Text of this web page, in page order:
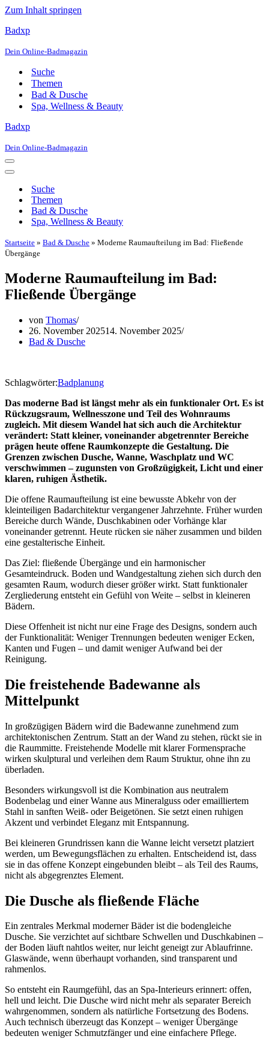
Zum Inhalt springen
Badxp
Dein Online-Badmagazin
Suche
Themen
Bad & Dusche
Spa, Wellness & Beauty
Badxp
Dein Online-Badmagazin
Navigationsmenü
Navigationsmenü
Suche
Themen
Bad & Dusche
Spa, Wellness & Beauty
Startseite » Bad & Dusche » Moderne Raumaufteilung im Bad: Fließende
Übergänge
Moderne Raumaufteilung im Bad:
Fließende Übergänge
von Thomas
26. November 202514. November 2025
Bad & Dusche
Schlagwörter:Badplanung
Das moderne Bad ist längst mehr als ein funktionaler Ort. Es ist
Rückzugsraum, Wellnesszone und Teil des Wohnraums
zugleich. Mit diesem Wandel hat sich auch die Architektur
verändert: Statt kleiner, voneinander abgetrennter Bereiche
prägen heute offene Raumkonzepte die Gestaltung. Die
Grenzen zwischen Dusche, Wanne, Waschplatz und WC
verschwimmen – zugunsten von Großzügigkeit, Licht und einer
klaren, ruhigen Ästhetik.
Die offene Raumaufteilung ist eine bewusste Abkehr von der
kleinteiligen Badarchitektur vergangener Jahrzehnte. Früher wurden
Bereiche durch Wände, Duschkabinen oder Vorhänge klar
voneinander getrennt. Heute rücken sie näher zusammen und bilden
eine gestalterische Einheit.
Das Ziel: fließende Übergänge und ein harmonischer
Gesamteindruck. Boden und Wandgestaltung ziehen sich durch den
gesamten Raum, wodurch dieser größer wirkt. Statt funktionaler
Zergliederung entsteht ein Gefühl von Weite – selbst in kleineren
Bädern.
Diese Offenheit ist nicht nur eine Frage des Designs, sondern auch
der Funktionalität: Weniger Trennungen bedeuten weniger Ecken,
Kanten und Fugen – und damit weniger Aufwand bei der
Reinigung.
Die freistehende Badewanne als
Mittelpunkt
In großzügigen Bädern wird die Badewanne zunehmend zum
architektonischen Zentrum. Statt an der Wand zu stehen, rückt sie in
die Raummitte. Freistehende Modelle mit klarer Formensprache
wirken skulptural und verleihen dem Raum Struktur, ohne ihn zu
überladen.
Besonders wirkungsvoll ist die Kombination aus neutralem
Bodenbelag und einer Wanne aus Mineralguss oder emailliertem
Stahl in sanften Weiß- oder Beigetönen. Sie setzt einen ruhigen
Akzent und verbindet Eleganz mit Entspannung.
Bei kleineren Grundrissen kann die Wanne leicht versetzt platziert
werden, um Bewegungsflächen zu erhalten. Entscheidend ist, dass
sie in das offene Konzept eingebunden bleibt – als Teil des Raums,
nicht als abgegrenztes Element.
Die Dusche als fließende Fläche
Ein zentrales Merkmal moderner Bäder ist die bodengleiche
Dusche. Sie verzichtet auf sichtbare Schwellen und Duschkabinen –
der Boden läuft nahtlos weiter, nur leicht geneigt zur Ablaufrinne.
Glaswände, wenn überhaupt vorhanden, sind transparent und
rahmenlos.
So entsteht ein Raumgefühl, das an Spa-Interieurs erinnert: offen,
hell und leicht. Die Dusche wird nicht mehr als separater Bereich
wahrgenommen, sondern als natürliche Fortsetzung des Bodens.
Auch technisch überzeugt das Konzept – weniger Übergänge
bedeuten weniger Schmutzfänger und eine einfachere Pflege.